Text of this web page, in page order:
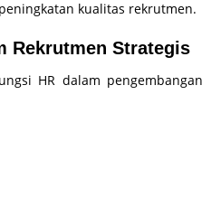
kualitas rekrutmen.
Rekrutmen Strategis
HR dalam pengembangan